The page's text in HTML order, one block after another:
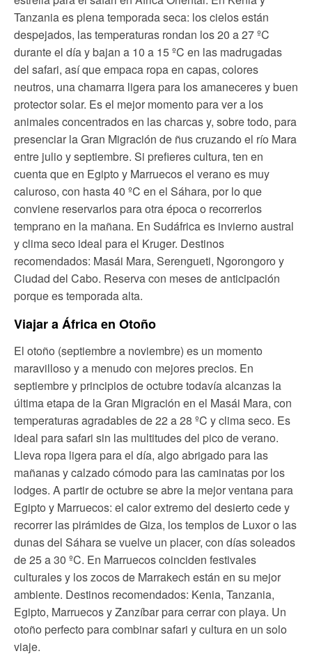
Tanzania es plena temporada seca: los cielos están
despejados, las temperaturas rondan los 20 a 27 ºC
durante el día y bajan a 10 a 15 ºC en las madrugadas
del safari, así que empaca ropa en capas, colores
neutros, una chamarra ligera para los amaneceres y buen
protector solar. Es el mejor momento para ver a los
animales concentrados en las charcas y, sobre todo, para
presenciar la Gran Migración de ñus cruzando el río Mara
entre julio y septiembre. Si prefieres cultura, ten en
cuenta que en Egipto y Marruecos el verano es muy
caluroso, con hasta 40 ºC en el Sáhara, por lo que
conviene reservarlos para otra época o recorrerlos
temprano en la mañana. En Sudáfrica es invierno austral
y clima seco ideal para el Kruger. Destinos
recomendados: Masái Mara, Serengueti, Ngorongoro y
Ciudad del Cabo. Reserva con meses de anticipación
porque es temporada alta.
Viajar a África en Otoño
El otoño (septiembre a noviembre) es un momento
maravilloso y a menudo con mejores precios. En
septiembre y principios de octubre todavía alcanzas la
última etapa de la Gran Migración en el Masái Mara, con
temperaturas agradables de 22 a 28 ºC y clima seco. Es
ideal para safari sin las multitudes del pico de verano.
Lleva ropa ligera para el día, algo abrigado para las
mañanas y calzado cómodo para las caminatas por los
lodges. A partir de octubre se abre la mejor ventana para
Egipto y Marruecos: el calor extremo del desierto cede y
recorrer las pirámides de Giza, los templos de Luxor o las
dunas del Sáhara se vuelve un placer, con días soleados
de 25 a 30 ºC. En Marruecos coinciden festivales
culturales y los zocos de Marrakech están en su mejor
ambiente. Destinos recomendados: Kenia, Tanzania,
Egipto, Marruecos y Zanzíbar para cerrar con playa. Un
otoño perfecto para combinar safari y cultura en un solo
viaje.